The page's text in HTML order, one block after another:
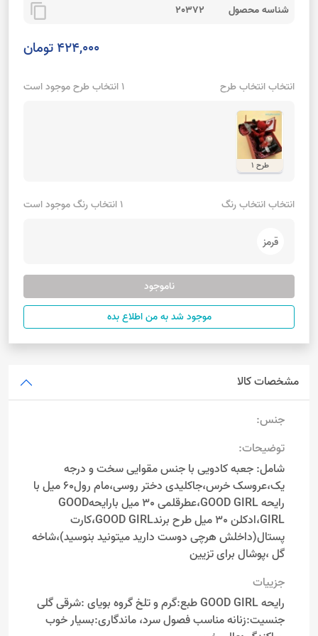
شناسه محصول 20372
content_copy
424,000 تومان
انتخاب انتخاب طرح 1 انتخاب طرح موجود است
طرح 1
انتخاب انتخاب رنگ 1 انتخاب رنگ موجود است
قرمز
ناموجود
موجود شد به من اطلاع بده
مشخصات کالا
جنس:
توضیحات:
شامل: جعبه کادویی با جنس مقوایی سخت و درجه
یک،عروسک خرس،جاکلیدی دختر روسی،مام رول60 میل با
رایحه GOOD GIRL،عطرقلمی 30 میل بارایحهGOOD
GIRL،ادکلن 30 میل طرح برندGOOD GIRL،کارت
پستال(داخلش هرچی دوست دارید میتونید بنوسید)،شاخه
گل ،پوشال برای تزیین
جزییات
رایحه GOOD GIRL طبع:گرم و تلخ گروه بویای :شرقی گلی
جنسیت:زنانه مناسب فصول سرد، ماندگاری:بسیار خوب